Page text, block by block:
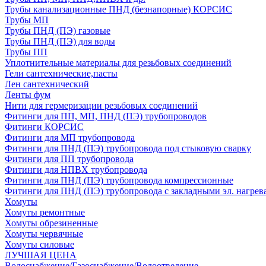
Трубы канализационные ПНД (безнапорные) КОРСИС
Трубы МП
Трубы ПНД (ПЭ) газовые
Трубы ПНД (ПЭ) для воды
Трубы ПП
Уплотнительные материалы для резьбовых соединений
Гели сантехнические,пасты
Лен сантехнический
Ленты фум
Нити для гермеризации резьбовых соединений
Фитинги для ПП, МП, ПНД (ПЭ) трубопроводов
Фитинги КОРСИС
Фитинги для МП трубопровода
Фитинги для ПНД (ПЭ) трубопровода под стыковую сварку
Фитинги для ПП трубопровода
Фитинги для НПВХ трубопровода
Фитинги для ПНД (ПЭ) трубопровода компрессионные
Фитинги для ПНД (ПЭ) трубопровода с закладными эл.
Хомуты
Хомуты ремонтные
Хомуты обрезиненные
Хомуты червячные
Хомуты силовые
ЛУЧШАЯ ЦЕНА